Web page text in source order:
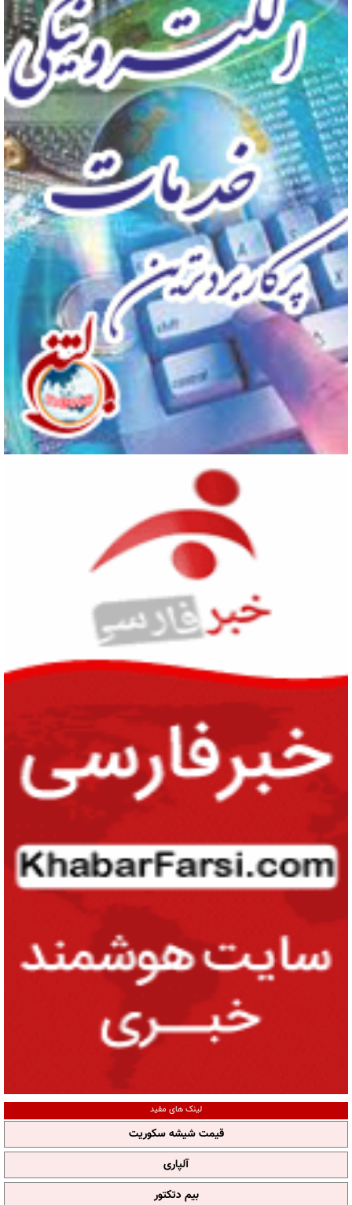
لینک های مفید
قیمت شیشه سکوریت
آلپاری
بیم دتکتور